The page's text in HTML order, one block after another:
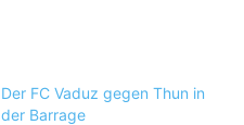
Der FC Vaduz gegen Thun in
der Barrage